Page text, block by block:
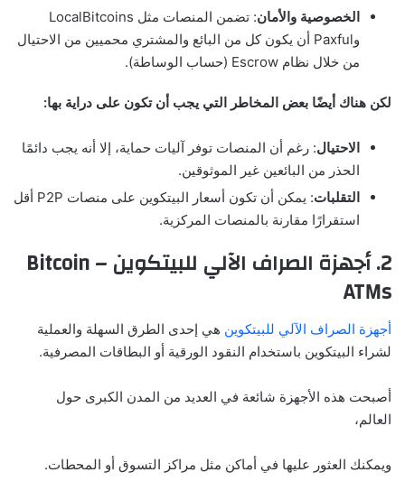
الخصوصية والأمان
: تضمن المنصات مثل LocalBitcoins
وPaxful أن يكون كل من البائع والمشتري محميين من الاحتيال
من خلال نظام Escrow (حساب الوساطة).
لكن هناك أيضًا بعض المخاطر التي يجب أن تكون على دراية بها:
الاحتيال: رغم أن المنصات توفر آليات حماية، إلا أنه يجب دائمًا
الحذر من البائعين غير الموثوقين.
التقلبات
: يمكن أن تكون أسعار البيتكوين على منصات P2P أقل
استقرارًا مقارنة بالمنصات المركزية.
2. أجهزة الصراف الآلي للبيتكوين – Bitcoin
ATMs
أجهزة الصراف الآلي للبيتكوين هي إحدى الطرق السهلة والعملية
لشراء البيتكوين باستخدام النقود الورقية أو البطاقات المصرفية.
أصبحت هذه الأجهزة شائعة في العديد من المدن الكبرى حول
العالم،
ويمكنك العثور عليها في أماكن مثل مراكز التسوق أو المحطات.